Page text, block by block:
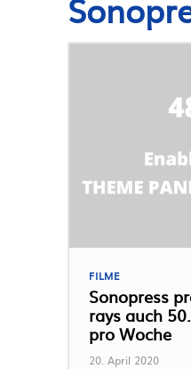
FILME
Sonopress
rays auch
pro Woche
20. April 2020